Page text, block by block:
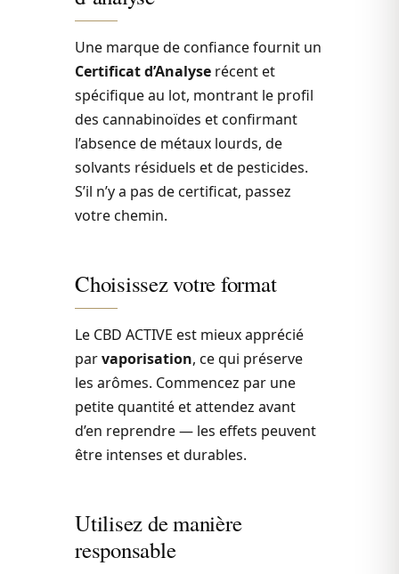
Une marque de confiance fournit un
Certificat d’Analyse récent et
spécifique au lot, montrant le profil
des cannabinoïdes et confirmant
l’absence de métaux lourds, de
solvants résiduels et de pesticides.
S’il n’y a pas de certificat, passez
votre chemin.
Choisissez votre format
Le CBD ACTIVE est mieux apprécié
parvaporisation, ce qui préserve
les arômes. Commencez par une
petite quantité et attendez avant
d’en reprendre — les effets peuvent
être intenses et durables.
Utilisez de manière
responsable